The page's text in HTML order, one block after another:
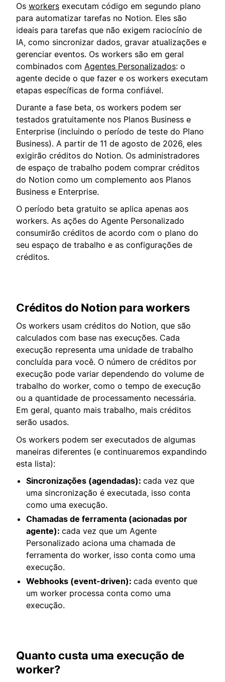
Os workers executam código em segundo plano
para automatizar tarefas no Notion. Eles são
ideais para tarefas que não exigem raciocínio de
IA, como sincronizar dados, gravar atualizações e
gerenciar eventos. Os workers são em geral
combinados com Agentes Personalizados: o
agente decide o que fazer e os workers executam
etapas específicas de forma confiável.
Durante a fase beta, os workers podem ser
testados gratuitamente nos Planos Business e
Enterprise (incluindo o período de teste do Plano
Business). A partir de 11 de agosto de 2026, eles
exigirão créditos do Notion. Os administradores
de espaço de trabalho podem comprar créditos
do Notion como um complemento aos Planos
Business e Enterprise.
O período beta gratuito se aplica apenas aos
workers. As ações do Agente Personalizado
consumirão créditos de acordo com o plano do
seu espaço de trabalho e as configurações de
créditos.
Créditos do Notion para workers
Os workers usam créditos do Notion, que são
calculados com base nas execuções. Cada
execução representa uma unidade de trabalho
concluída para você. O número de créditos por
execução pode variar dependendo do volume de
trabalho do worker, como o tempo de execução
ou a quantidade de processamento necessária.
Em geral, quanto mais trabalho, mais créditos
serão usados.
Os workers podem ser executados de algumas
maneiras diferentes (e continuaremos expandindo
esta lista):
Sincronizações (agendadas): cada vez que
uma sincronização é executada, isso conta
como uma execução.
Chamadas de ferramenta (acionadas por
agente): cada vez que um Agente
Personalizado aciona uma chamada de
ferramenta do worker, isso conta como uma
execução.
Webhooks (event-driven): cada evento que
um worker processa conta como uma
execução.
Quanto custa uma execução de
worker?